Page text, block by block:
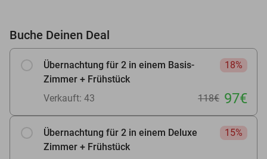
Buche Deinen Deal
Übernachtung für 2 in einem Basis-
Zimmer + Frühstück
18%
Verkauft: 43 118€ 97€
Übernachtung für 2 in einem Deluxe
Zimmer + Frühstück
15%